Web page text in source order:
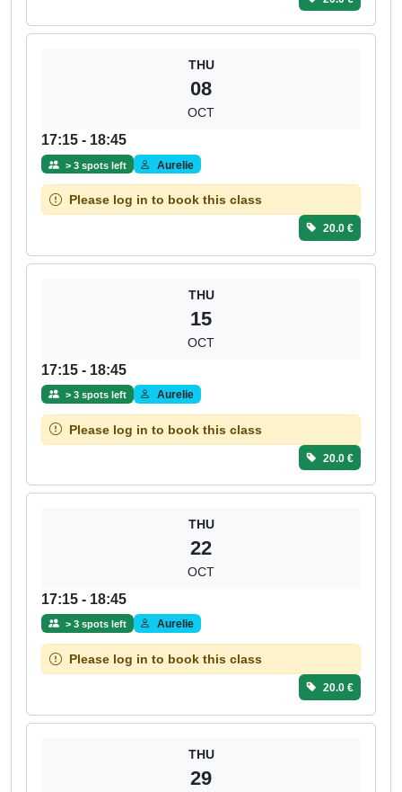
THU
08
OCT
17:15 - 18:45
> 3 spots left Aurelie
Please log in to book this class
20.0 €
THU
15
OCT
17:15 - 18:45
> 3 spots left Aurelie
Please log in to book this class
20.0 €
THU
22
OCT
17:15 - 18:45
> 3 spots left Aurelie
Please log in to book this class
20.0 €
THU
29